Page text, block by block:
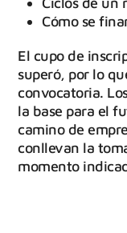
Cómo se
El cupo de
superó, por lo
convocatoria.
la base para el
camino de
conllevan la
momento